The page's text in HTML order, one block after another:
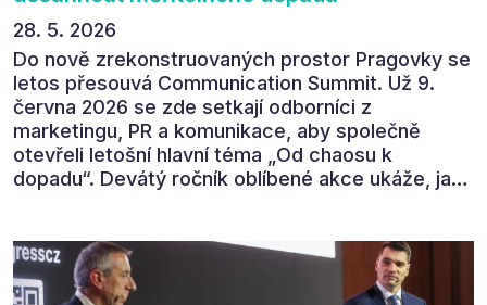
28. 5. 2026
Do nově zrekonstruovaných prostor Pragovky se
letos přesouvá Communication Summit. Už 9.
června 2026 se zde setkají odborníci z
marketingu, PR a komunikace, aby společně
otevřeli letošní hlavní téma „Od chaosu k
dopadu“. Devátý ročník oblíbené akce ukáže, jak